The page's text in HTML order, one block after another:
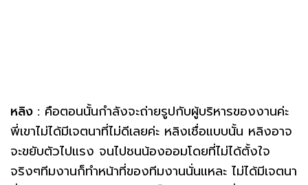
หลิง : คือตอนนั้นกำลังจะถ่ายรูปกับผู้บริหารของงานค่ะ
พี่เขาไม่ได้มีเจตนาที่ไม่ดีเลยค่ะ หลิงเชื่อแบบนั้น หลิงอาจ
จะขยับตัวไปแรง จนไปชนน้องออมโดยที่ไม่ได้ตั้งใจ
จริงๆทีมงานก็ทำหน้าที่ของทีมงานนั่นแหละ ไม่ได้มีเจตนา